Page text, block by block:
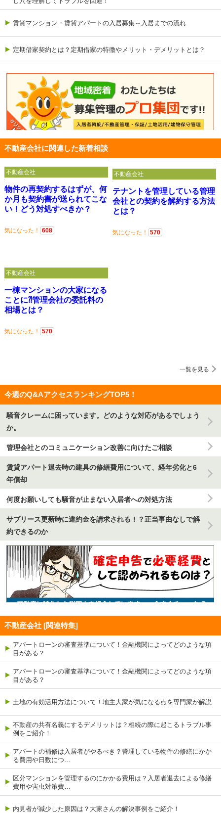
賃貸マンション・賃貸アパートの入居募集～入居までの流れ
定期借家契約とは？定期借家の特徴やメリット・デメリットとは？
不動産会社に関連した新着相談
物件の再契約するはずが、何
か月も契約書が送られてこな
い！どう対処すべきか？
気になった！ 608
不動産会社
テナントを管理している管理
会社との契約を解約する方法
とは？
気になった！ 570
不動産会社
一棟マンションの大家になる
ことに⁈管理会社の委託料の
相場とは？
気になった！ 570
不動産会社
一覧を見る
今週のQ&AアクセスランキングTOP5！
騒音クレームに困っています。どのような対応があるでしょう
か。
管理会社とのコミュニケーション改善に向けたご相談
賃貸アパート退去時の建具の修繕費用について、経年劣化と6
年償却
何度お願いしても騒音が止まない入居者への対処方法
サブリース更新時に違約金を請求される！？正当事由なしで解
約できるのか
不動産会社 [関連特集]
アパートローンの審査基準について！金融機関によってどのような項
目がある？
アパートローンの審査基準について！金融機関によってどのような項
目がある？
土地の有効活用方法について！地主大家が気になる点を専門家が解説
不動産の共有名義にするデメリットは？相続の際に起こるトラブル事
例をご紹介！
アパートの補修は入居者がやるべき？管理している物件の修繕にかか
る費用や日数につ…
区分マンションを管理するのにかかる費用は？入居者退去による修繕
費用や害虫対策費…
内見者が減少した原因は？大家さんの解決事例をご紹介！